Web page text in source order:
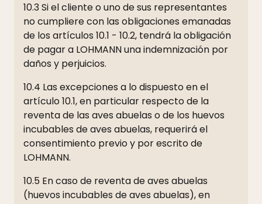
10.3 Si el cliente o uno de sus representantes
no cumpliere con las obligaciones emanadas
de los artículos 10.1 - 10.2, tendrá la obligación
de pagar a LOHMANN una indemnización por
daños y perjuicios.
10.4 Las excepciones a lo dispuesto en el
artículo 10.1, en particular respecto de la
reventa de las aves abuelas o de los huevos
incubables de aves abuelas, requerirá el
consentimiento previo y por escrito de
LOHMANN.
10.5 En caso de reventa de aves abuelas
(huevos incubables de aves abuelas), en